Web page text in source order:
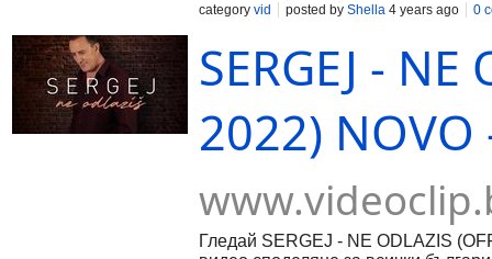
category vid posted by Shella 4 years ago 0
SERGEJ -
2022)
Гледай SERGEJ - NE ODLAZIS